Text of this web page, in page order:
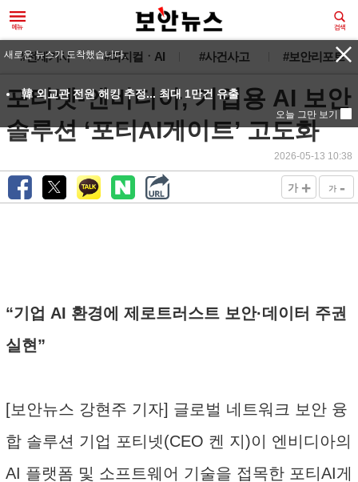
#전체기사 #피지컬ㆍAI #사건사고 #보안리포트
포티넷-엔비디아, 기업용 AI 보안
솔루션 ‘포티AI게이트’ 고도화
2026-05-13 10:38
가 + 가 -
“기업 AI 환경에 제로트러스트 보안·데이터 주권
실현”
[보안뉴스 강현주 기자] 글로벌 네트워크 보안 융
합 솔루션 기업 포티넷(CEO 켄 지)이 엔비디아의
AI 플랫폼 및 소프트웨어 기술을 접목한 포티AI게
새로운 뉴스가 도착했습니다.
韓 외교관 전원 해킹 추정... 최대 1만건 유출
오늘 그만 보기